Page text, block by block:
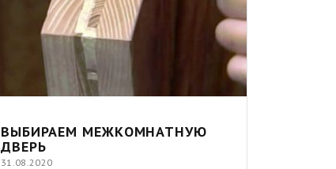
ВЫБИРАЕМ МЕЖКОМНАТНУЮ
ДВЕРЬ
31.08.2020